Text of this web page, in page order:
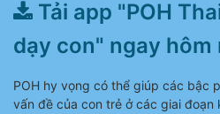
Tải app "POH
dạy con" ngay hôm
POH hy vọng có thể giúp các bậc
vấn đề của con trẻ ở các giai đoạn